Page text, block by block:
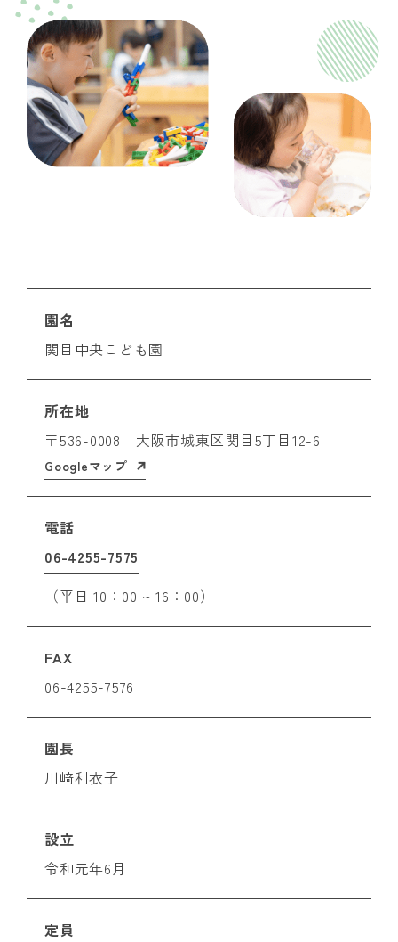
園名
関目中央こども園
所在地
〒536-0008 大阪市城東区関目5丁目12-6
Googleマップ
電話
06-4255-7575
（平日 10：00 ~ 16：00）
FAX
06-4255-7576
園長
川﨑利衣子
設立
令和元年6月
定員